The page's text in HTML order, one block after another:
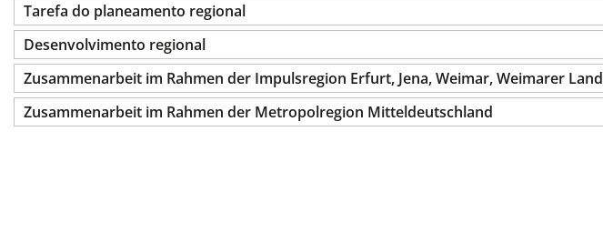
Tarefa do planeamento regional
Desenvolvimento regional
Zusammenarbeit im Rahmen der Impulsregion Erfurt, Jena, Weimar, Weimarer Land
Zusammenarbeit im Rahmen der Metropolregion Mitteldeutschland